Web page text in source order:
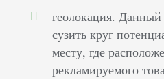
геолокация. Данный
сузить круг
месту, где
рекламируемого